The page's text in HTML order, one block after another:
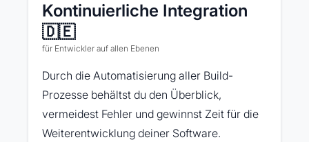
Kontinuierliche Integration
🇩🇪
für Entwickler auf allen Ebenen
Durch die Automatisierung aller Build-
Prozesse behältst du den Überblick,
vermeidest Fehler und gewinnst Zeit für die
Weiterentwicklung deiner Software.